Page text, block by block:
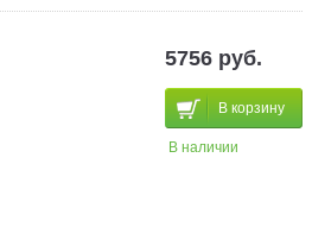
5756 руб.
В корзину
В наличии